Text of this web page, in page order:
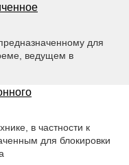
для
ведущем в
в частности к
для блокировки